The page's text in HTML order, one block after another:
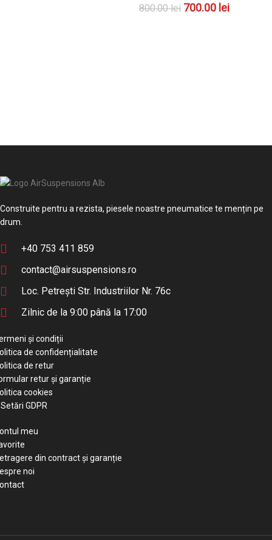
800.00lei 700.00 lei
Construite pentru a rezista, piesele noastre pneumatice te mențin pe
drum.
+40 753 411 859
contact@airsuspensions.ro
Loc. Petrești Str. Industriilor Nr. 76c
Zilnic de la 9:00 până la 17:00
și condiții
de confidențialitate
de retur
retur și garanție
cookies
GDPR
meu
din contract și garanție
noi